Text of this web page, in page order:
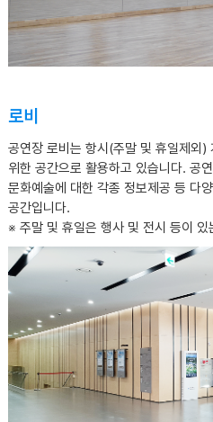
로비
공연장 로비는 항시(주말 및 휴일제외)
위한 공간으로 활용하고 있습니다. 공
문화예술에 대한 각종 정보제공 등 다
공간입니다.
※ 주말 및 휴일은 행사 및 전시 등이 있